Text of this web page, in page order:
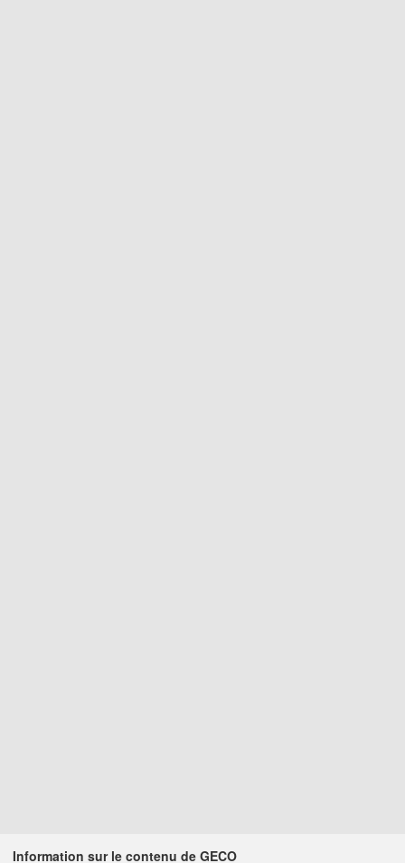
Information sur le contenu de GECO